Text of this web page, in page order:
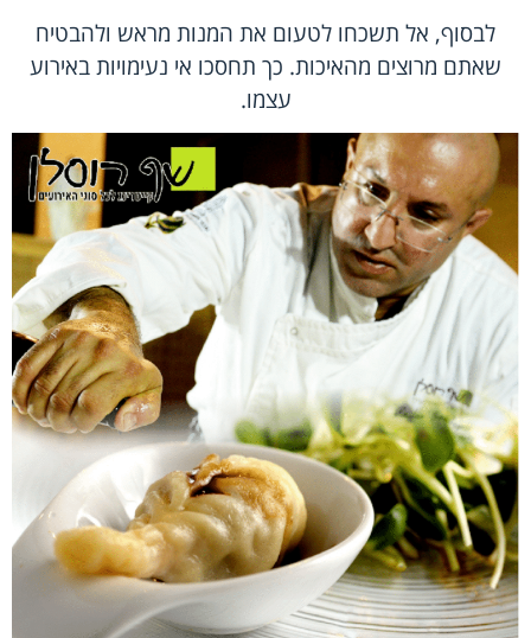
לבסוף, אל תשכחו לטעום את המנות מראש ולהבטיח
שאתם מרוצים מהאיכות. כך תחסכו אי נעימויות באירוע
עצמו.